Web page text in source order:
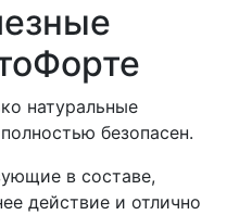
натуральные
безопасен.
в составе,
действие и отлично